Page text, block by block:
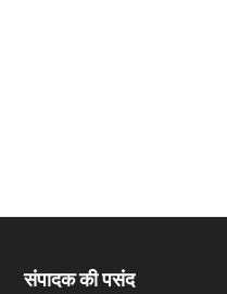
संपादक की पसंद